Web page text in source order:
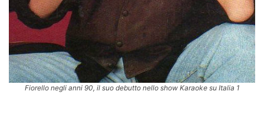
Fiorello negli anni 90, il suo debutto nello show Karaoke su Italia 1